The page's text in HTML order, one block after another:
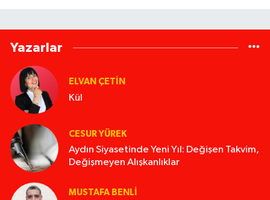
Yazarlar
ELVAN ÇETIN
Kül
CESUR YÜREK
Aydın Siyasetinde Yeni Yıl: Değişen Takvim,
Değişmeyen Alışkanlıklar
MUSTAFA BENLI